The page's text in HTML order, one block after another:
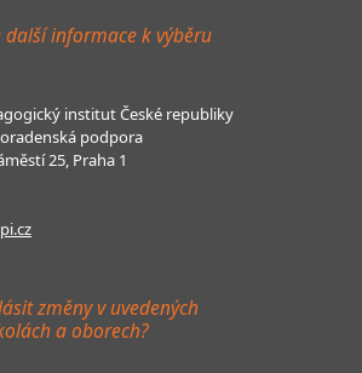
další informace k výběru
institut České republiky
podpora
25, Praha 1
změny v uvedených
a oborech?